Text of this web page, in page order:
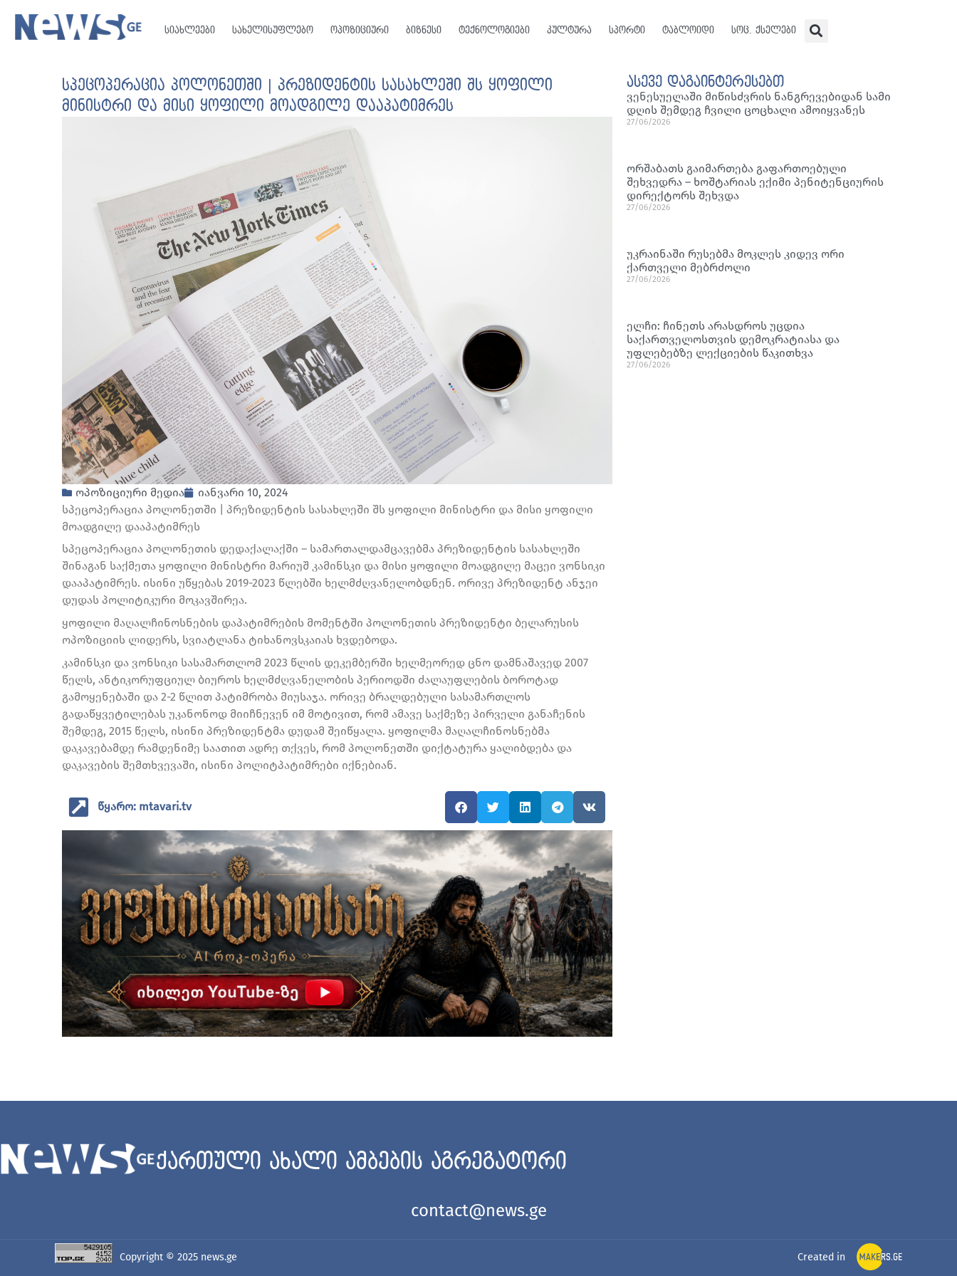
სიახლეები სახელისუფლებო ოპოზიციური ბიზნესი ტექნოლოგიები კულტურა სპორტი ტაბლოიდი სოც. ქსელები
სპეცოპერაცია პოლონეთში | პრეზიდენტის სასახლეში შს ყოფილი
მინისტრი და მისი ყოფილი მოადგილე დააპატიმრეს
ოპოზიციური მედია
იანვარი 10, 2024
სპეცოპერაცია პოლონეთში | პრეზიდენტის სასახლეში შს ყოფილი მინისტრი და მისი ყოფილი
მოადგილე დააპატიმრეს
სპეცოპერაცია პოლონეთის დედაქალაქში – სამართალდამცავებმა პრეზიდენტის სასახლეში
შინაგან საქმეთა ყოფილი მინისტრი მარიუშ კამინსკი და მისი ყოფილი მოადგილე მაცეი ვონსიკი
დააპატიმრეს. ისინი უწყებას 2019-2023 წლებში ხელმძღვანელობდნენ. ორივე პრეზიდენტ ანჯეი
დუდას პოლიტიკური მოკავშირეა.
ყოფილი მაღალჩინოსნების დაპატიმრების მომენტში პოლონეთის პრეზიდენტი ბელარუსის
ოპოზიციის ლიდერს, სვიატლანა ტიხანოვსკაიას ხვდებოდა.
კამინსკი და ვონსიკი სასამართლომ 2023 წლის დეკემბერში ხელმეორედ ცნო დამნაშავედ 2007
წელს, ანტიკორუფციულ ბიუროს ხელმძღვანელობის პერიოდში ძალაუფლების ბოროტად
გამოყენებაში და 2-2 წლით პატიმრობა მიუსაჯა. ორივე ბრალდებული სასამართლოს
გადაწყვეტილებას უკანონოდ მიიჩნევენ იმ მოტივით, რომ ამავე საქმეზე პირველი განაჩენის
შემდეგ, 2015 წელს, ისინი პრეზიდენტმა დუდამ შეიწყალა. ყოფილმა მაღალჩინოსნებმა
დაკავებამდე რამდენიმე საათით ადრე თქვეს, რომ პოლონეთში დიქტატურა ყალიბდება და
დაკავების შემთხვევაში, ისინი პოლიტპატიმრები იქნებიან.
წყარო: mtavari.tv
ასევე დაგაინტერესებთ
ვენესუელაში მიწისძვრის ნანგრევებიდან სამი
დღის შემდეგ ჩვილი ცოცხალი ამოიყვანეს
27/06/2026
ორშაბათს გაიმართება გაფართოებული
შეხვედრა – ხოშტარიას ექიმი პენიტენციურის
დირექტორს შეხვდა
27/06/2026
უკრაინაში რუსებმა მოკლეს კიდევ ორი
ქართველი მებრძოლი
27/06/2026
ელჩი: ჩინეთს არასდროს უცდია
საქართველოსთვის დემოკრატიასა და
უფლებებზე ლექციების წაკითხვა
27/06/2026
ქართული ახალი ამბების აგრეგატორი
contact@news.ge
Copyright © 2025 news.ge Created in